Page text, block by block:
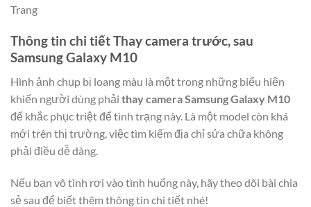
Trang
Thông tin chi tiết Thay camera trước, sau
Samsung Galaxy M10
Hình ảnh chụp bị loang màu là một trong những biểu hiện
khiến người dùng phải thay camera Samsung Galaxy M10
để khắc phục triệt để tình trạng này. Là một model còn khá
mới trên thị trường, việc tìm kiếm địa chỉ sửa chữa không
phải điều dễ dàng.
Nếu bạn vô tình rơi vào tình huống này, hãy theo dõi bài chia
sẻ sau để biết thêm thông tin chi tiết nhé!